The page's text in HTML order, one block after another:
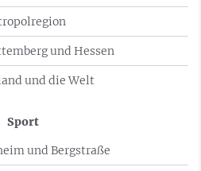
und Hessen
und die Welt
Sport
und Bergstraße